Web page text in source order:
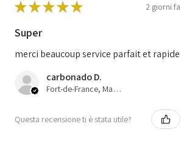
★★★★★ 2 giorni fa
Super
merci beaucoup service parfait et rapide
carbonado D.
Fort-de-France, Martinique
Questa recensione ti è stata utile?